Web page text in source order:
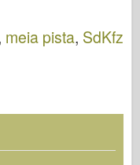
meia pista, SdKfz